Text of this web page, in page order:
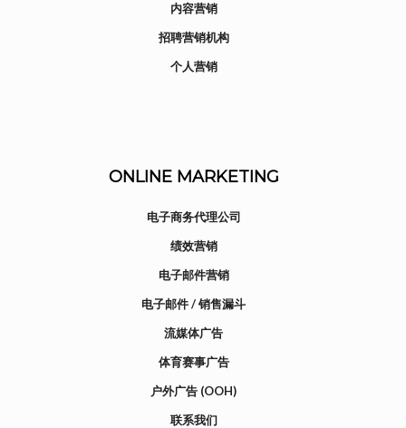
内容营销
招聘营销机构
个人营销
ONLINE MARKETING
电子商务代理公司
绩效营销
电子邮件营销
电子邮件 / 销售漏斗
流媒体广告
体育赛事广告
户外广告 (OOH)
联系我们